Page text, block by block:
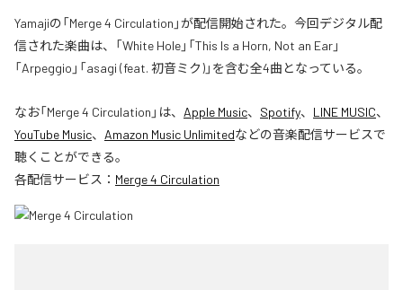
Yamajiの「Merge 4 Circulation」が配信開始された。今回デジタル配
信された楽曲は、「White Hole」「This Is a Horn, Not an Ear」
「Arpeggio」「asagi (feat. 初音ミク)」を含む全4曲となっている。
なお「Merge 4 Circulation 」は、 Apple Music、 Spotify、 LINE MUSIC、
YouTube Music、 Amazon Music Unlimitedなどの音楽配信サービスで
聴くことができる。
各配信サービス： Merge 4 Circulation